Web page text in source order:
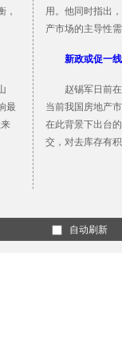
，
最
用。他同时指出
产市场的主导性
新政或促一
赵锡军日前
当前我国房地产
在此背景下出台
交，对去库存有
自动刷新